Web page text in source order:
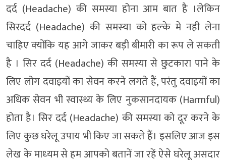
दर्द (Headache) की समस्या होना आम बात है ।लेकिन
सिरदर्द (Headache) की समस्‍या को हल्‍के मे नही लेना
चाहिए क्‍योंकि यह आगे जाकर बड़ी बीमारी का रूप ले सकती
है । सिर दर्द (Headache) की समस्या से छुटकारा पाने के
लिए लोग दवाइयों का सेवन करने लगते हैं, परंतु दवाइयों का
अधिक सेवन भी स्वास्थ्य के लिए नुकसानदायक (Harmful)
होता है। सिर दर्द (Headache) की समस्या को दूर करने के
लिए कुछ घरेलू उपाय भी किए जा सकते हैं। इसलिए आज इस
लेख के माध्‍यम से हम आपको बतानें जा रहें ऐसे घरेलू असदार